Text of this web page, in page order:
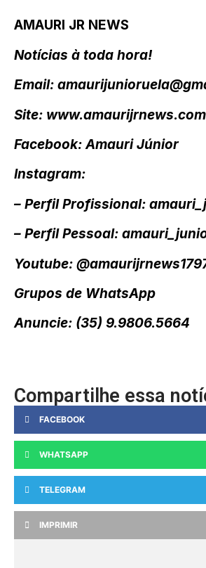
AMAURI JR NEWS
Notícias à toda hora!
Email:
Site:
Facebook: Amauri Júnior
Instagram:
– Perfil Profissional:
– Perfil Pessoal:
Youtube:
Grupos de WhatsApp
Anuncie: (35) 9.9806.5664
Compartilhe essa
FACEBOOK
WHATSAPP
TELEGRAM
IMPRIMIR